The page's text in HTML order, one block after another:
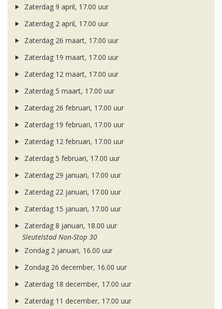
Zaterdag 9 april, 17.00 uur
Zaterdag 2 april, 17.00 uur
Zaterdag 26 maart, 17.00 uur
Zaterdag 19 maart, 17.00 uur
Zaterdag 12 maart, 17.00 uur
Zaterdag 5 maart, 17.00 uur
Zaterdag 26 februari, 17.00 uur
Zaterdag 19 februari, 17.00 uur
Zaterdag 12 februari, 17.00 uur
Zaterdag 5 februari, 17.00 uur
Zaterdag 29 januari, 17.00 uur
Zaterdag 22 januari, 17.00 uur
Zaterdag 15 januari, 17.00 uur
Zaterdag 8 januari, 18.00 uur
Sleutelstad Non-Stop 30
Zondag 2 januari, 16.00 uur
Zondag 26 december, 16.00 uur
Zaterdag 18 december, 17.00 uur
Zaterdag 11 december, 17.00 uur